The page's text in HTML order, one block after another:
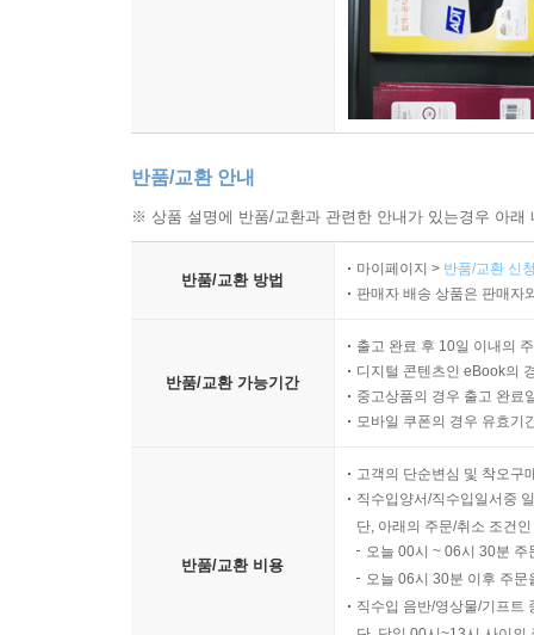
반품/교환 안내
※ 상품 설명에 반품/교환과 관련한 안내가 있는경우 아
반품/교환 방법
마이페이지 > 반품/교환 신
판매자 배송 상품은 판매자
반품/교환 가능기간
출고 완료 후 10일 이내의
디지털 콘텐츠인 eBook의
중고상품의 경우 출고 완료
모바일 쿠폰의 경우 유효기
반품/교환 비용
고객의 단순변심 및 착오구
직수입양서/직수입일서중
단, 아래의 주문/취소 조건
오늘 00시 ~ 06시 30분
오늘 06시 30분 이후 주
직수입 음반/영상물/기프트